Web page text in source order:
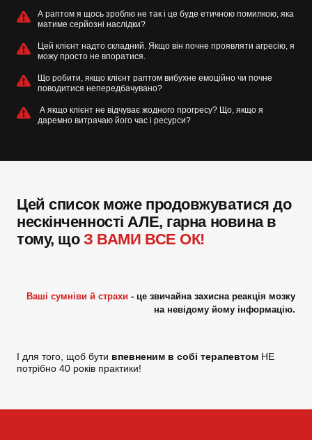
А раптом я щось зроблю не так і це буде етичною помилкою, яка
матиме серйозні наслідки?
Цей клієнт надто складний. Якщо він почне проявляти агресію, я
можу просто не впоратися.
Що робити, якщо клієнт раптом вибухне емоційно чи почне
поводитися непередбачувано?
А якщо клієнт не відчуває жодного прогресу? Що, якщо я
даремно витрачаю його час і ресурси?
Цей список може продовжуватися до
нескінченності АЛЕ, гарна новина в
тому, щоЗ ВАМИ ВСЕ ОК!
Ваші сумніви й страхи - це звичайна захисна реакція мозку
на невідому йому інформацію.
І для того, щоб бути впевненим в собі терапевтом НЕ
потрібно 40 років практики!